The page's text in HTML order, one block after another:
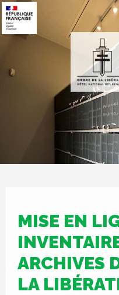
MISE EN
ARCHIVES
LA